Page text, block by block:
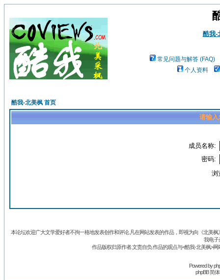
酷我-
常见问题与解答 (FAQ)
个人资料
酷我-北美枫 首页
请输入
成员名称:
密码:
浏
本论坛欢迎广大文学爱好者不拘一格地发表创作和评论.凡在网站发表的作品，即视为向《北美
我电子
作品版权归原作者.文责自负.作品的观点与<酷我-北美枫>
Powered by
phpBB 简